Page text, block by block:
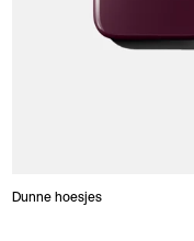
Dunne hoesjes